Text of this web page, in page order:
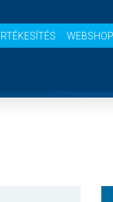
WEBSHOP